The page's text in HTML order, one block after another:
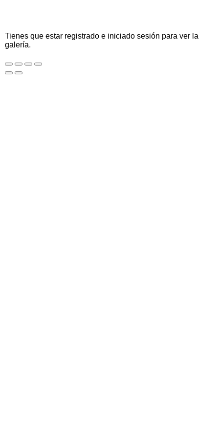
Tienes que estar registrado e iniciado sesión para ver la
galería.